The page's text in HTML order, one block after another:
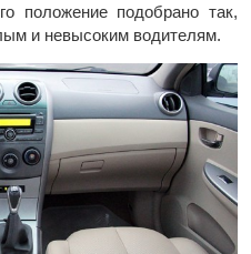
положение подобрано так,
и невысоким водителям.